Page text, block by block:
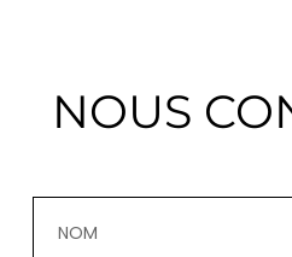
NOUS